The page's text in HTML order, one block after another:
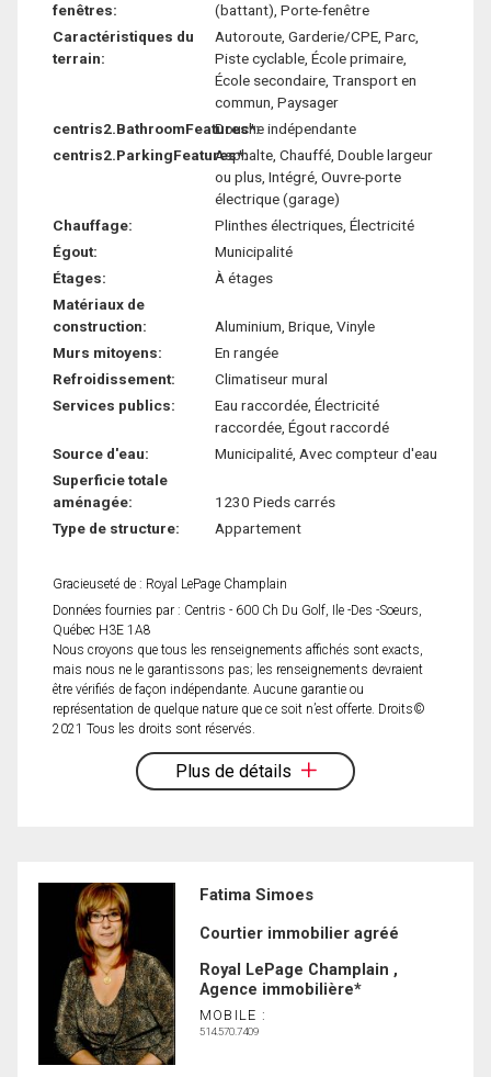
fenêtres:
(battant), Porte-fenêtre
Caractéristiques du
terrain:
Autoroute, Garderie/CPE, Parc,
Piste cyclable, École primaire,
École secondaire, Transport en
commun, Paysager
centris2.BathroomFeatures*:Douche indépendante
centris2.ParkingFeatures*:Asphalte, Chauffé, Double largeur
ou plus, Intégré, Ouvre-porte
électrique (garage)
Chauffage:
Plinthes électriques, Électricité
Égout:
Municipalité
Étages:
À étages
Matériaux de
construction:
Aluminium, Brique, Vinyle
Murs mitoyens:
En rangée
Refroidissement:
Climatiseur mural
Services publics:
Eau raccordée, Électricité
raccordée, Égout raccordé
Source d'eau:
Municipalité, Avec compteur d'eau
Superficie totale
aménagée:
1230 Pieds carrés
Type de structure:
Appartement
Gracieuseté de : Royal LePage Champlain
Données fournies par : Centris - 600 Ch Du Golf, Ile -Des -Soeurs,
Québec H3E 1A8
Nous croyons que tous les renseignements affichés sont exacts,
mais nous ne le garantissons pas; les renseignements devraient
être vérifiés de façon indépendante. Aucune garantie ou
représentation de quelque nature que ce soit n’est offerte. Droits©
2021 Tous les droits sont réservés.
Plus de détails
Fatima Simoes
Courtier immobilier agréé
Royal LePage Champlain ,
Agence immobilière*
MOBILE :
514.570.7409